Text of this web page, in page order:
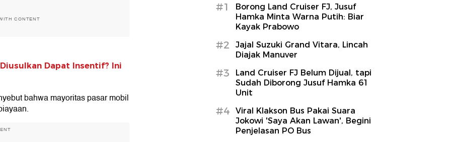
CONTENT
Dapat Insentif? Ini
bahwa mayoritas pasar mobil
#1
Borong Land Cruiser FJ, Jusuf
Hamka Minta Warna Putih: Biar
Kayak Prabowo
#2
Jajal Suzuki Grand Vitara, Lincah
Diajak Manuver
#3
Land Cruiser FJ Belum Dijual, tapi
Sudah Diborong Jusuf Hamka 61
Unit
#4
Viral Klakson Bus Pakai Suara
Jokowi 'Saya Akan Lawan', Begini
Penjelasan PO Bus